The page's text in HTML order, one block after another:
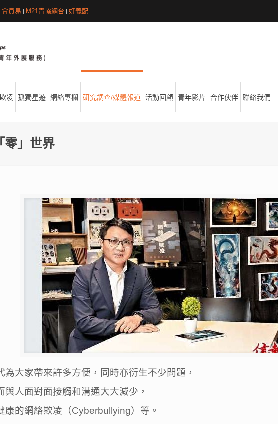
會員易 | M21青協網台 | 好義配
凌 孤獨星遊 網絡專欄 研究調查/媒體報道 活動回顧 青年影片 合作伙伴 聯絡我們
零」世界
大家帶來許多方便，同時亦衍生不少問題，
人面對面接觸和溝通大大減少，
的網絡欺凌（Cyberbullying）等。